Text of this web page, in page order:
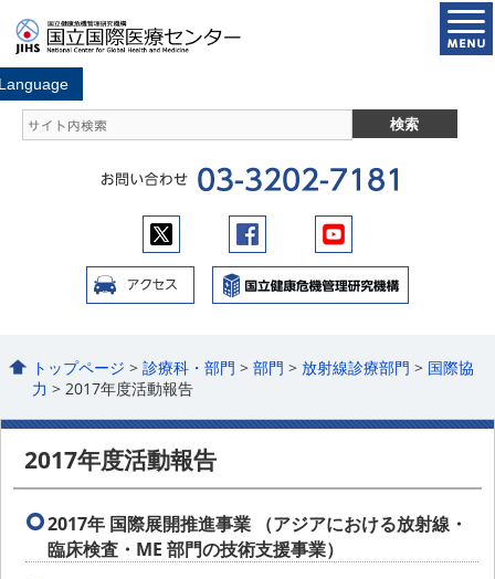
トップページ >診療科・部門 >部門 >放射線診療部門 > 国際協
力 > 2017年度活動報告
2017年度活動報告
2017年 国際展開推進事業 （アジアにおける放射線・
臨床検査・ME 部門の技術支援事業）